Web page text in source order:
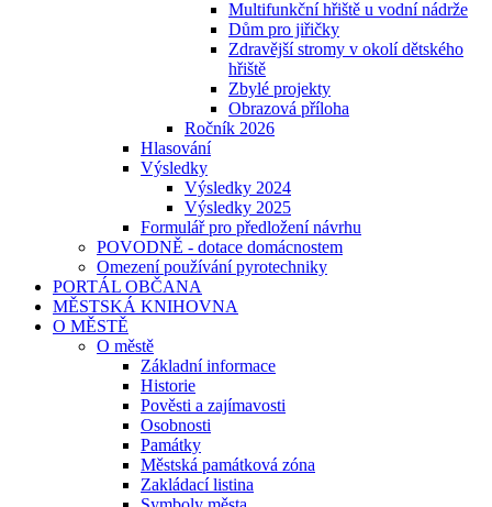
Multifunkční hřiště u vodní nádrže
Dům pro jiřičky
Zdravější stromy v okolí dětského
hřiště
Zbylé projekty
Obrazová příloha
Ročník 2026
Hlasování
Výsledky
Výsledky 2024
Výsledky 2025
Formulář pro předložení návrhu
POVODNĚ - dotace domácnostem
Omezení používání pyrotechniky
PORTÁL OBČANA
MĚSTSKÁ KNIHOVNA
O MĚSTĚ
O městě
Základní informace
Historie
Pověsti a zajímavosti
Osobnosti
Památky
Městská památková zóna
Zakládací listina